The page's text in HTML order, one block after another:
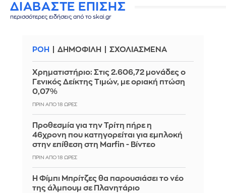
ΔΙΑΒΑΣΤΕ ΕΠΙΣΗΣ
περισσότερες ειδήσεις από το skai.gr
ΡΟΗ ΔΗΜΟΦΙΛΗ ΣΧΟΛΙΑΣΜΕΝΑ
Χρηματιστήριο: Στις 2.606,72 μονάδες ο
Γενικός Δείκτης Τιμών, με οριακή πτώση
0,07%
ΠΡΙΝ ΑΠΌ 18 ΏΡΕΣ
Προθεσμία για την Τρίτη πήρε η
46χρονη που κατηγορείται για εμπλοκή
στην επίθεση στη Marfin - Βίντεο
ΠΡΙΝ ΑΠΌ 18 ΏΡΕΣ
Η Φίμπι Μπρίτζες θα παρουσιάσει το νέο
της άλμπουμ σε Πλανητάριο